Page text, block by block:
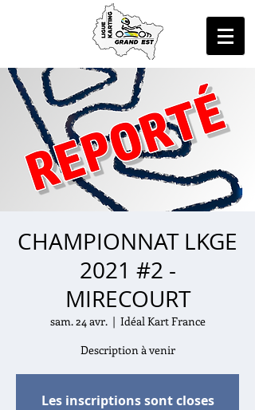
CHAMPIONNAT LKGE
2021 #2 -
MIRECOURT
sam. 24 avr.
  |
Idéal Kart France
Description à venir
Les inscriptions sont closes